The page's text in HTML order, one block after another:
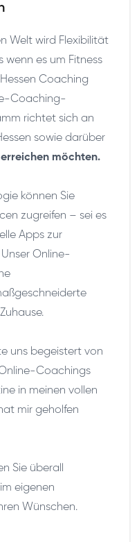
Welt wird Flexibilität
es um Fitness
Coaching
Coaching-
richtet sich an
sowie darüber
möchten.
können Sie
zugreifen – sei es
Apps zur
Online-
uns begeistert von
Coachings
in meinen vollen
mir geholfen
Sie überall
eigenen
Wünschen.